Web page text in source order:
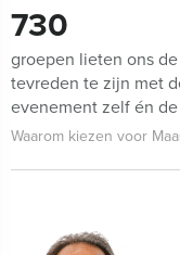
730
groepen lieten ons
tevreden te zijn met
evenement zelf én
Waarom kiezen voor